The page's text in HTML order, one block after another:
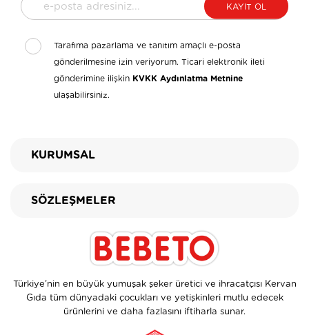
Türkiye’nin en büyük yumuşak şeker üretici ve ihracatçısı Kervan
Gıda tüm dünyadaki çocukları ve yetişkinleri mutlu edecek
ürünlerini ve daha fazlasını iftiharla sunar.
KURUMSAL
SÖZLEŞMELER
KAYIT OL
Tarafıma pazarlama ve tanıtım amaçlı e-posta
gönderilmesine izin veriyorum. Ticari elektronik ileti
gönderimine ilişkin KVKK Aydınlatma Metnine
ulaşabilirsiniz.